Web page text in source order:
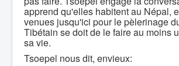
apprend qu'elles habitent au Népal,
venues jusqu'ici pour le pèlerinage
Tibétain se doit de le faire au moins
sa vie.
Tsoepel nous dit, envieux: